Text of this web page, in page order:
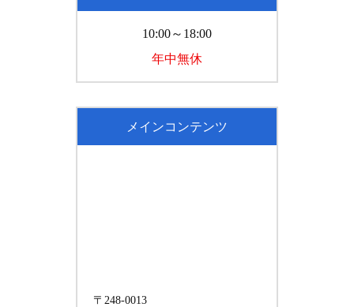
10:00～18:00
年中無休
メインコンテンツ
〒248-0013